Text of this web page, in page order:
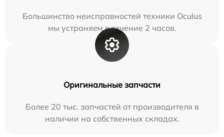
Большинство неисправностей техники Oculus
мы устраняем в течение 2 часов.
Оригинальные запчасти
Более 20 тыс. запчастей от производителя в
наличии на собственных складах.